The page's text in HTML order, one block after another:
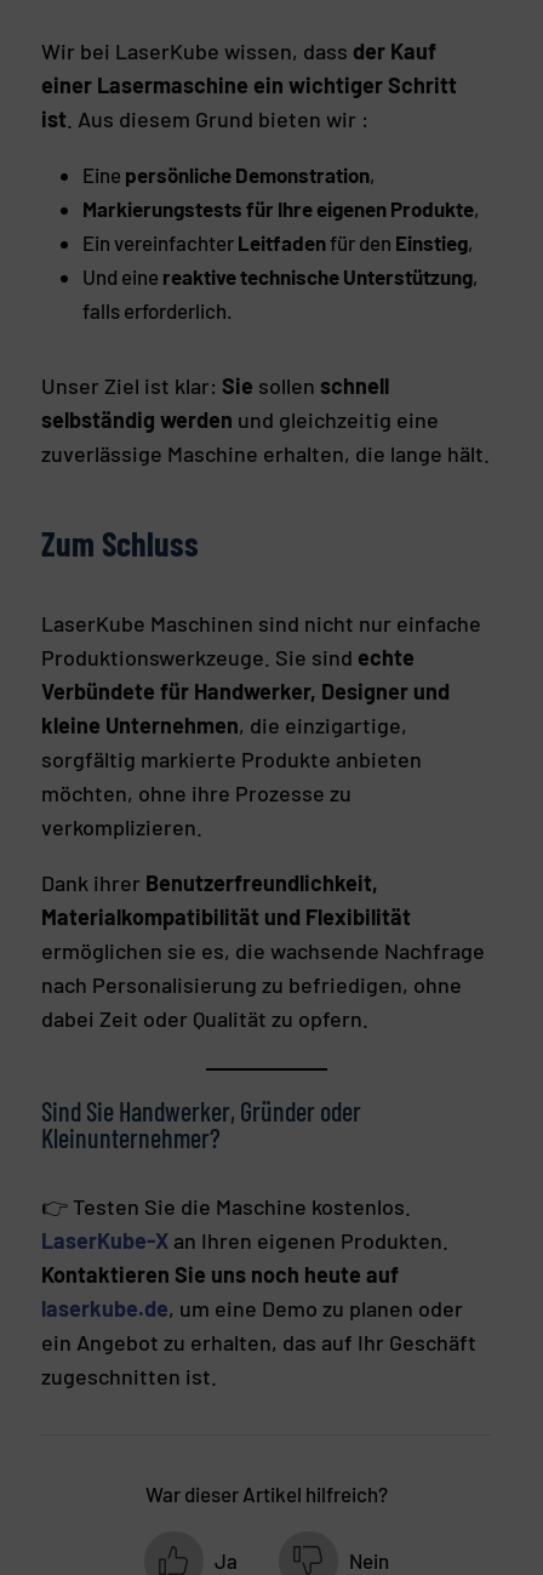
Wir bei LaserKube wissen, dass der Kauf
einer Lasermaschine ein wichtiger Schritt
ist . Aus diesem Grund bieten wir :
Eine persönliche Demonstration,
Markierungstests für Ihre eigenen Produkte,
Ein vereinfachter Leitfadenfür den Einstieg,
Und eine reaktive technische Unterstützung,
falls erforderlich.
Unser Ziel ist klar: Sie sollen schnell
selbständig werden und gleichzeitig eine
zuverlässige Maschine erhalten, die lange hält.
Zum Schluss
LaserKube Maschinen sind nicht nur einfache
Produktionswerkzeuge. Sie sind echte
Verbündete für Handwerker, Designer und
kleine Unternehmen, die einzigartige,
sorgfältig markierte Produkte anbieten
möchten, ohne ihre Prozesse zu
verkomplizieren.
Dank ihrer Benutzerfreundlichkeit,
Materialkompatibilität und Flexibilität
ermöglichen sie es, die wachsende Nachfrage
nach Personalisierung zu befriedigen, ohne
dabei Zeit oder Qualität zu opfern.
Sind Sie Handwerker, Gründer oder
Kleinunternehmer?
👉 Testen Sie die Maschine kostenlos.
LaserKube-X an Ihren eigenen Produkten.
Kontaktieren Sie uns noch heute auf
laserkube.de, um eine Demo zu planen oder
ein Angebot zu erhalten, das auf Ihr Geschäft
zugeschnitten ist.
War dieser Artikel hilfreich?
Ja Nein